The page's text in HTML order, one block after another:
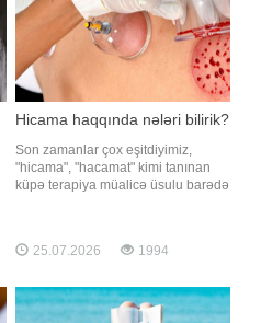
Hicama haqqında nələri bilirik?
Son zamanlar çox eşitdiyimiz,
"hicama", "hacamat" kimi tanınan
küpə terapiya müalicə üsulu barədə
personal tərəfindən xanımlara və
proseduru tətbiq edilir. Prosedu
25.07.2026 1994